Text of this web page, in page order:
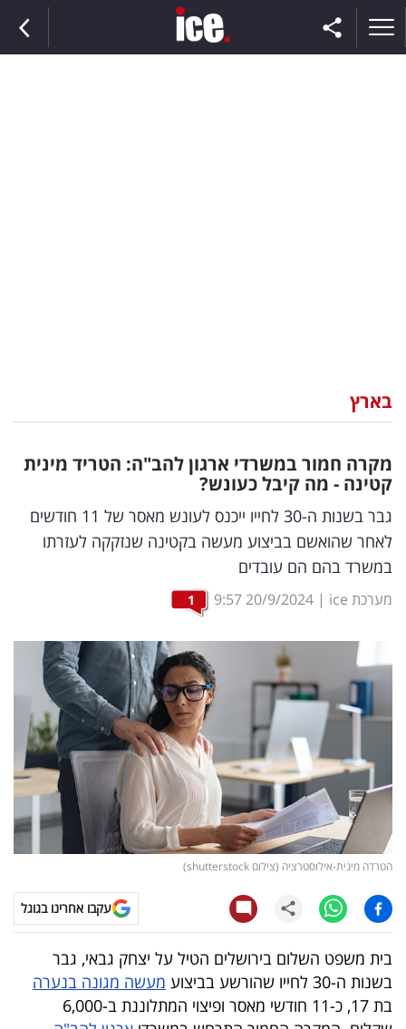
וצרכנות
דיגיטל
וטק
שיווק
ופרסום
מדדים
ומחקרים
רכילות
עסקית
קריפטו
ויראלי
טלוויזיה
עסקי
ספורט
בארץ
מקרה חמור במשרדי ארגון להב"ה: הטריד מינית
קטינה - מה קיבל כעונש?
גבר בשנות ה-30 לחייו ייכנס לעונש מאסר של 11 חודשים
לאחר שהואשם בביצוע מעשה בקטינה שנזקקה לעזרתו
במשרד בהם הם עובדים
מערכת ice |
20/9/2024
9:57
1
הטרדה מינית-אילוסטרציה (צילום shutterstock)
עקבו אחרינו בגוגל
בית משפט השלום בירושלים הטיל על יצחק גבאי, גבר
בשנות ה-30 לחייו שהורשע בביצוע
מעשה מגונה בנערה
בת 17, כ-11 חודשי מאסר ופיצוי המתלוננת ב-6,000